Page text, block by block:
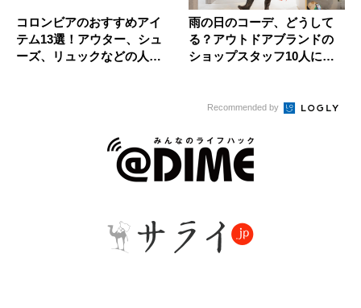
コロンビアのおすすめアイ
テム13選！アウター、シュ
ーズ、リュックなどの人気
雨の日のコーデ、どうして
る？アウトドアブランドの
ショップスタッフ10人に聞
Recommended by